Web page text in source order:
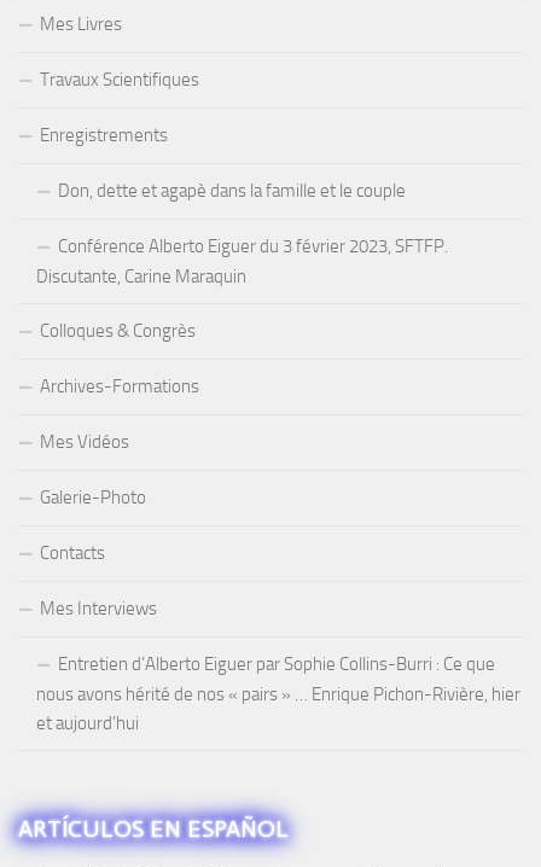
Mes Livres
Travaux Scientifiques
Enregistrements
Don, dette et agapè dans la famille et le couple
Conférence Alberto Eiguer du 3 février 2023, SFTFP.
Discutante, Carine Maraquin
Colloques & Congrès
Archives-Formations
Mes Vidéos
Galerie-Photo
Contacts
Mes Interviews
Entretien d’Alberto Eiguer par Sophie Collins-Burri : Ce que
nous avons hérité de nos « pairs » … Enrique Pichon-Rivière, hier
et aujourd’hui
ARTÍCULOS EN ESPAÑOL